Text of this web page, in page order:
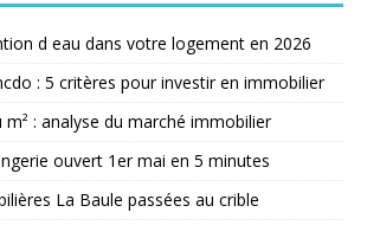
d eau dans votre logement en 2026
: 5 critères pour investir en immobilier
m² : analyse du marché immobilier
ouvert 1er mai en 5 minutes
La Baule passées au crible